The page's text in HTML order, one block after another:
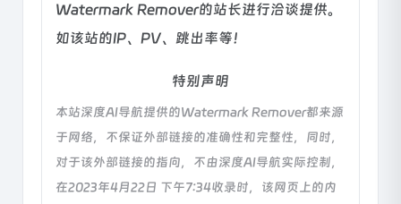
Watermark Remover的站长进行洽谈提供。
如该站的IP、PV、跳出率等！
特别声明
本站深度AI导航提供的Watermark Remover都来源
于网络，不保证外部链接的准确性和完整性，同时，
对于该外部链接的指向，不由深度AI导航实际控制，
在2023年4月22日 下午7:34收录时，该网页上的内